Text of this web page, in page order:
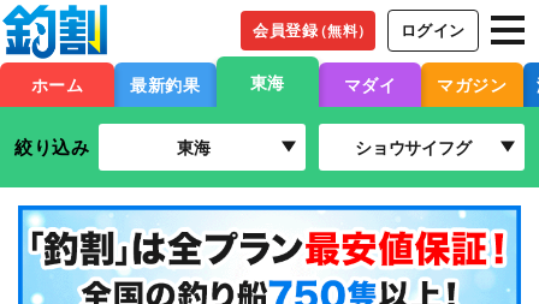
会員登録（無料） ログイン
ホーム 最新釣果 東海 マダイ マガジン
絞り込み 東海 ショウサイフグ